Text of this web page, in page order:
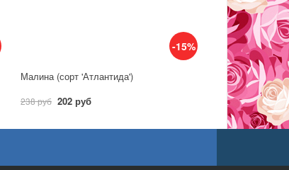
-15%
Малина (сорт 'Атлантида')
238 руб 202 руб